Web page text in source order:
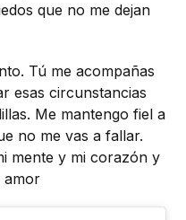
que no me dejan
Tú me acompañas
esas circunstancias
Me mantengo fiel a
no me vas a fallar.
mente y mi corazón y
amor